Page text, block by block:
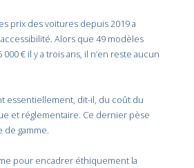
prix des voitures depuis 2019 a
Alors que 49 modèles
€ il y a trois ans, il n’en reste aucun
essentiellement, dit-il, du coût du
et réglementaire. Ce dernier pèse
de gamme.
pour encadrer éthiquement la